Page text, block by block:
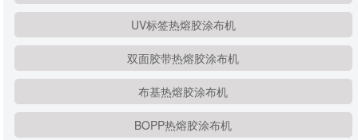
UV标签热熔胶涂布机
双面胶带热熔胶涂布机
布基热熔胶涂布机
BOPP热熔胶涂布机